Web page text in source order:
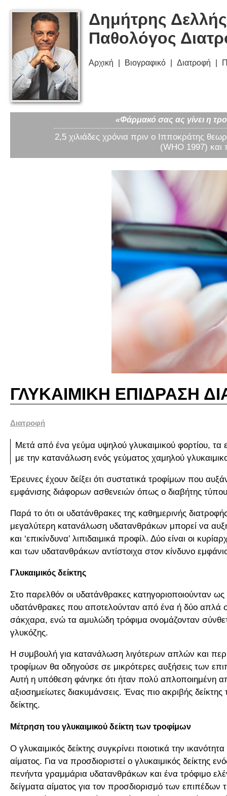
Δημήτρης
Παθολόγος
Αρχική Βιογραφικό Διατροφή
«Φάρμακό σας ας γίνει η
2,5 χιλιάδες χρόνια πριν ο Ιπποκράτης
(WHO 1997) και
ΓΛΥΚΑΙΜΙΚΗ ΕΠΙΔΡΑΣΗ
Διατροφή
Μετά από ένα γεύμα υψηλού γλυκαιμικού φορτίου, τα
με την κατανάλωση ενός γεύματος χαμηλού
Έρευνες έχουν δείξει ότι συστατικά τροφίμων που
εμφάνισης διάφορων ασθενειών όπως ο διαβήτης
Παρά το ότι οι υδατάνθρακες της καθημερινής
μεγαλύτερη κατανάλωση υδατανθράκων μπορεί να
και ‘επικίνδυνα’ λιπιδαιμικά προφίλ. Δύο είναι οι
και των υδατανθράκων αντίστοιχα στον κίνδυνο
Γλυκαιμικός δείκτης
Στο παρελθόν οι υδατάνθρακες κατηγοριοποιούνταν
υδατάνθρακες που αποτελούνταν από ένα ή δύο
σάκχαρα, ενώ τα αμυλώδη τρόφιμα ονομάζονταν
γλυκόζης.
Η συμβουλή για κατανάλωση λιγότερων απλών και
τροφίμων θα οδηγούσε σε μικρότερες αυξήσεις των
Αυτή η υπόθεση φάνηκε ότι ήταν πολύ απλοποιημένη
αξιοσημείωτες διακυμάνσεις. Ένας πιο ακριβής
δείκτης.
Μέτρηση του γλυκαιμικού δείκτη των τροφίμων
Ο γλυκαιμικός δείκτης συγκρίνει ποιοτικά την
αίματος. Για να προσδιοριστεί ο γλυκαιμικός δείκτης
πενήντα γραμμάρια υδατανθράκων και ένα τρόφιμο
δείγματα αίματος για τον προσδιορισμό των